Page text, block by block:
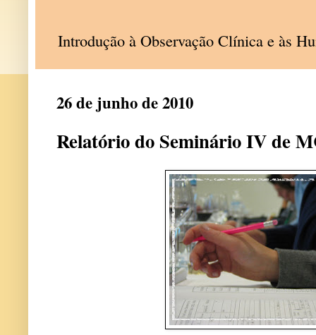
Introdução à Observação Clínica e às
26 de junho de 2010
Relatório do Seminário IV de